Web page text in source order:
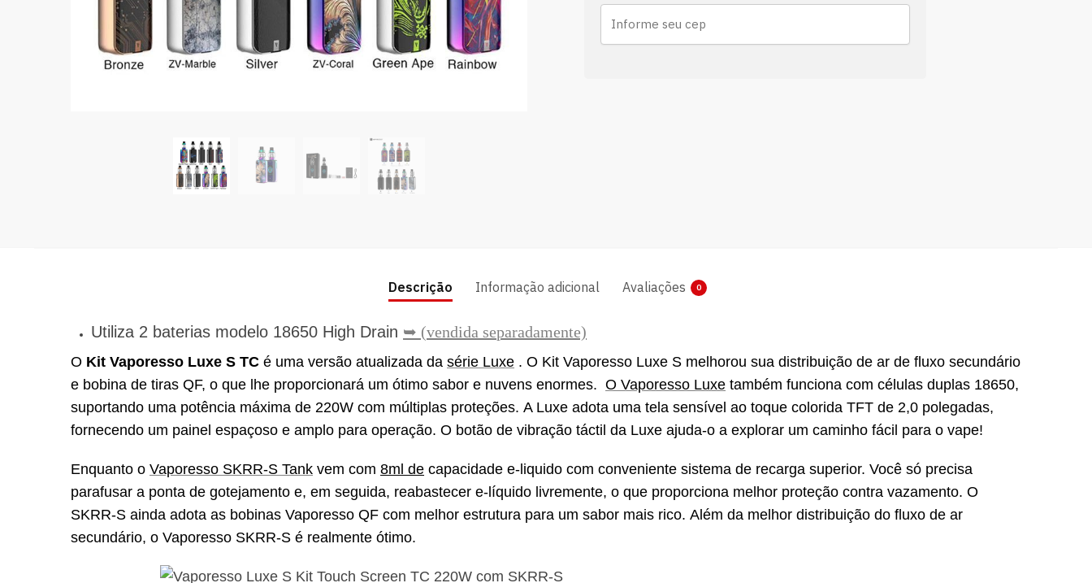
Descrição Informação adicional Avaliações 0
Utiliza 2 baterias modelo 18650 High Drain ➥ (vendida separadamente)
O Kit Vaporesso Luxe S TC é uma versão atualizada dasérie Luxe .O Kit Vaporesso Luxe S melhorou sua distribuição de ar de fluxo secundário
e bobina de tiras QF, o que lhe proporcionará um ótimo sabor e nuvens enormes.O Vaporesso Luxe também funciona com células duplas 18650,
suportando uma potência máxima de 220W com múltiplas proteções.A Luxe adota uma tela sensível ao toque colorida TFT de 2,0 polegadas,
fornecendo um painel espaçoso e amplo para operação.O botão de vibração táctil da Luxe ajuda-o a explorar um caminho fácil para o vape!
Enquanto oVaporesso SKRR-S Tank vem com8ml de capacidade e-liquido com conveniente sistema de recarga superior.Você só precisa
parafusar a ponta de gotejamento e, em seguida, reabastecer e-líquido livremente, o que proporciona melhor proteção contra vazamento.O
SKRR-S ainda adota as bobinas Vaporesso QF com melhor estrutura para um sabor mais rico.Além da melhor distribuição do fluxo de ar
secundário, o Vaporesso SKRR-S é realmente ótimo.